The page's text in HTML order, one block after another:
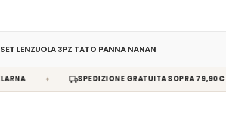
SET LENZUOLA 3PZ TATO PANNA NANAN
✦ SPEDIZIONE GRATUITA SOPRA 79,90€ ✦